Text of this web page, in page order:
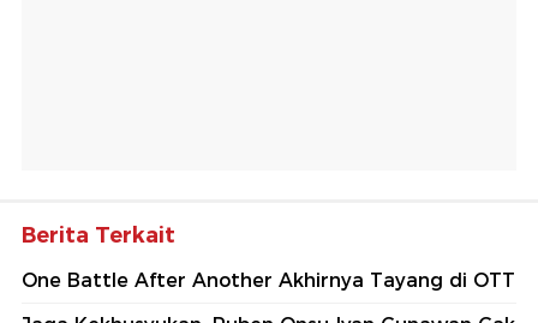
Berita Terkait
One Battle After Another Akhirnya Tayang di OTT